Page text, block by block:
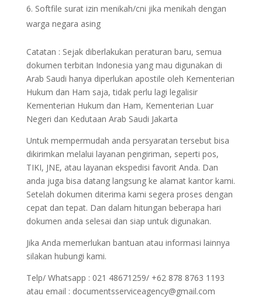
Softfile surat izin menikah/cni jika menikah dengan
warga negara asing
Catatan : Sejak diberlakukan peraturan baru, semua
dokumen terbitan Indonesia yang mau digunakan di
Arab Saudi hanya diperlukan apostile oleh Kementerian
Hukum dan Ham saja, tidak perlu lagi legalisir
Kementerian Hukum dan Ham, Kementerian Luar
Negeri dan Kedutaan Arab Saudi Jakarta
Untuk mempermudah anda persyaratan tersebut bisa
dikirimkan melalui layanan pengiriman, seperti pos,
TIKI, JNE, atau layanan ekspedisi favorit Anda. Dan
anda juga bisa datang langsung ke alamat kantor kami.
Setelah dokumen diterima kami segera proses dengan
cepat dan tepat. Dan dalam hitungan beberapa hari
dokumen anda selesai dan siap untuk digunakan.
Jika Anda memerlukan bantuan atau informasi lainnya
silakan hubungi kami.
Telp/ Whatsapp : 021 48671259/ +62 878 8763 1193
atau email : documentsserviceagency@gmail.com